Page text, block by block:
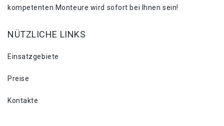
kompetenten Monteure wird sofort bei Ihnen sein!
NÜTZLICHE LINKS
Einsatzgebiete
Preise
Kontakte